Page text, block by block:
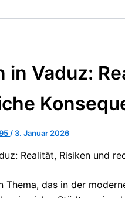
in Vaduz:
/ 3. Januar 2026
Realität, Risiken und
Thema, das in der